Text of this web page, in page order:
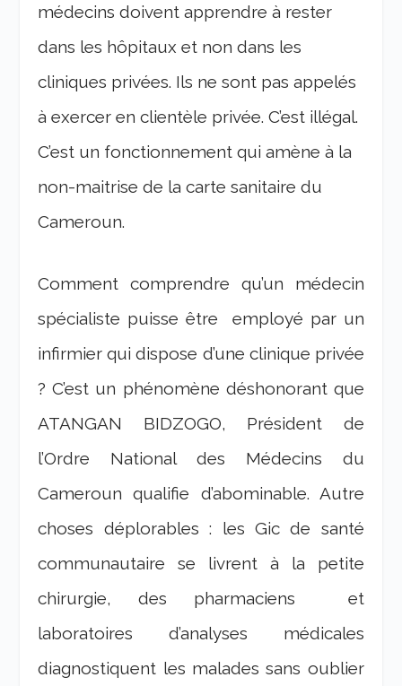
médecins doivent apprendre à rester
dans les hôpitaux et non dans les
cliniques privées. Ils ne sont pas appelés
à exercer en clientèle privée. C’est illégal.
C’est un fonctionnement qui amène à la
non-maitrise de la carte sanitaire du
Cameroun.
Comment comprendre qu’un médecin
spécialiste puisse être employé par un
infirmier qui dispose d’une clinique privée
? C’est un phénomène déshonorant que
ATANGAN BIDZOGO, Président de
l’Ordre National des Médecins du
Cameroun qualifie d’abominable. Autre
choses déplorables : les Gic de santé
communautaire se livrent à la petite
chirurgie, des pharmaciens et
laboratoires d’analyses médicales
diagnostiquent les malades sans oublier